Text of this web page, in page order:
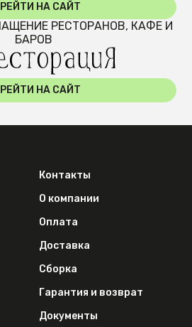
НА САЙТ
РЕСТОРАНОВ, КАФЕ И
БАРОВ
НА САЙТ
Контакты
О компании
Оплата
Доставка
Сборка
Гарантия и возврат
Документы